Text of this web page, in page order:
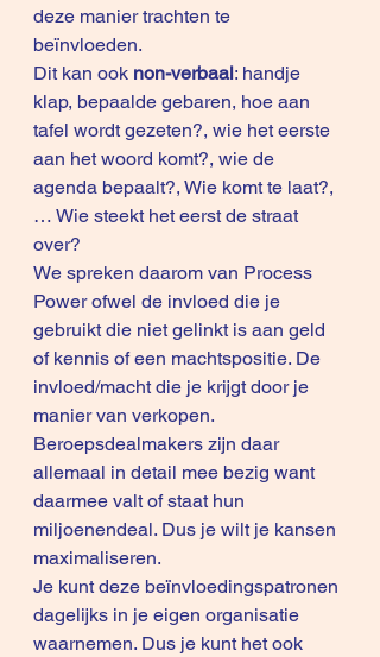
deze manier trachten te
beïnvloeden.
Dit kan ook non-verbaal: handje
klap, bepaalde gebaren, hoe aan
tafel wordt gezeten?, wie het eerste
aan het woord komt?, wie de
agenda bepaalt?, Wie komt te laat?,
… Wie steekt het eerst de straat
over?
We spreken daarom van Process
Power ofwel de invloed die je
gebruikt die niet gelinkt is aan geld
of kennis of een machtspositie. De
invloed/macht die je krijgt door je
manier van verkopen.
Beroepsdealmakers zijn daar
allemaal in detail mee bezig want
daarmee valt of staat hun
miljoenendeal. Dus je wilt je kansen
maximaliseren.
Je kunt deze beïnvloedingspatronen
dagelijks in je eigen organisatie
waarnemen. Dus je kunt het ook